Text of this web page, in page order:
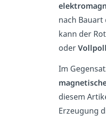
nach
kann der
oder
Im
diesem
Erzeugung